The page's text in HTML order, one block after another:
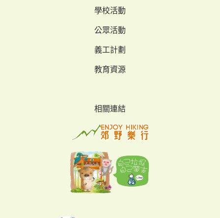
學校活動
公眾活動
義工計劃
教育資源
相關連結